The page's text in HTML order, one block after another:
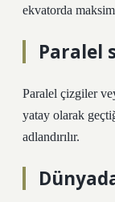
ekvatorda
Paralel
Paralel çizgiler
yatay olarak
adlandırılır.